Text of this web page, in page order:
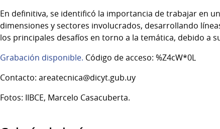
En definitiva, se identificó la importancia de trabajar en
dimensiones y sectores involucrados, desarrollando
los principales desafíos en torno a la temática, debido a
Grabación disponible. Código de acceso: %Z4cW*0L
Contacto: areatecnica@dicyt.gub.uy
Fotos: IIBCE, Marcelo Casacuberta.